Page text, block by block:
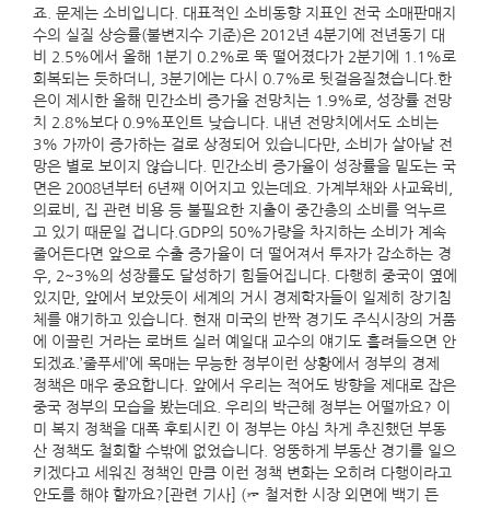
죠. 문제는 소비입니다. 대표적인 소비동향 지표인 전국 소매판매지
수의 실질 상승률(불변지수 기준)은 2012년 4분기에 전년동기 대
비 2.5%에서 올해 1분기 0.2%로 뚝 떨어졌다가 2분기에 1.1%로
회복되는 듯하더니, 3분기에는 다시 0.7%로 뒷걸음질쳤습니다.한
은이 제시한 올해 민간소비 증가율 전망치는 1.9%로, 성장률 전망
치 2.8%보다 0.9%포인트 낮습니다. 내년 전망치에서도 소비는
3% 가까이 증가하는 걸로 상정되어 있습니다만, 소비가 살아날 전
망은 별로 보이지 않습니다. 민간소비 증가율이 성장률을 밑도는 국
면은 2008년부터 6년째 이어지고 있는데요. 가계부채와 사교육비,
의료비, 집 관련 비용 등 불필요한 지출이 중간층의 소비를 억누르
고 있기 때문일 겁니다.GDP의 50%가량을 차지하는 소비가 계속
줄어든다면 앞으로 수출 증가율이 더 떨어져서 투자가 감소하는 경
우, 2~3%의 성장률도 달성하기 힘들어집니다. 다행히 중국이 옆에
있지만, 앞에서 보았듯이 세계의 거시 경제학자들이 일제히 장기침
체를 얘기하고 있습니다. 현재 미국의 반짝 경기도 주식시장의 거품
에 이끌린 거라는 로버트 실러 예일대 교수의 얘기도 흘려들으면 안
되겠죠.’줄푸세’에 목매는 무능한 정부이런 상황에서 정부의 경제
정책은 매우 중요합니다. 앞에서 우리는 적어도 방향을 제대로 잡은
중국 정부의 모습을 봤는데요. 우리의 박근혜 정부는 어떨까요? 이
미 복지 정책을 대폭 후퇴시킨 이 정부는 야심 차게 추진했던 부동
산 정책도 철회할 수밖에 없었습니다. 엉뚱하게 부동산 경기를 일으
키겠다고 세워진 정책인 만큼 이런 정책 변화는 오히려 다행이라고
안도를 해야 할까요?[관련 기사] (☞ 철저한 시장 외면에 백기 든